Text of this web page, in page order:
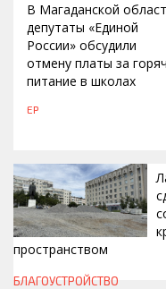
В Магаданской
депутаты «Единой
России» обсудили
отмену платы за
питание в школах
ЕР
пространством
БЛАГОУСТРОЙСТВО